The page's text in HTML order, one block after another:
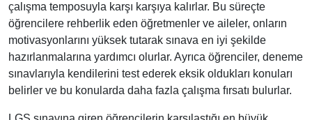
çalışma temposuyla karşı karşıya kalırlar. Bu süreçte
öğrencilere rehberlik eden öğretmenler ve aileler, onların
motivasyonlarını yüksek tutarak sınava en iyi şekilde
hazırlanmalarına yardımcı olurlar. Ayrıca öğrenciler, deneme
sınavlarıyla kendilerini test ederek eksik oldukları konuları
belirler ve bu konularda daha fazla çalışma fırsatı bulurlar.